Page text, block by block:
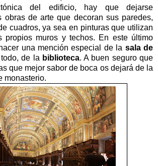
del edificio, hay que dejarse
obras de arte que decoran sus paredes,
cuadros, ya sea en pinturas que utilizan
propios muros y techos. En este último
una mención especial de la sala de
de la biblioteca. A buen seguro que
que mejor sabor de boca os dejará de la
monasterio.